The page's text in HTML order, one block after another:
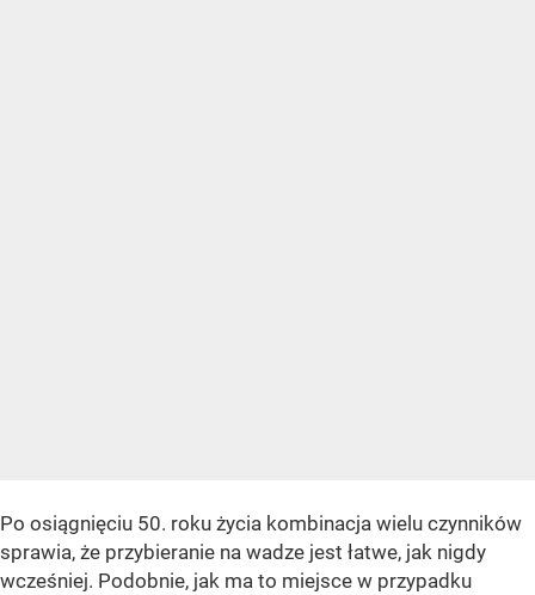
Po osiągnięciu 50. roku życia kombinacja wielu czynników
sprawia, że ​​przybieranie na wadze jest łatwe, jak nigdy
wcześniej. Podobnie, jak ma to miejsce w przypadku